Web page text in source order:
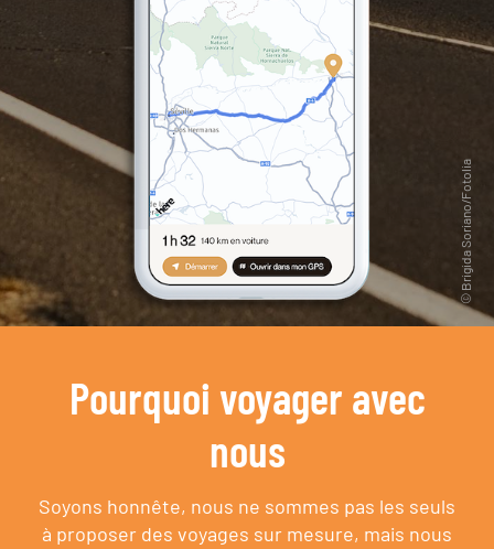
Pourquoi voyager avec
nous
Soyons honnête, nous ne sommes pas les seuls
à proposer des voyages sur mesure, mais nous